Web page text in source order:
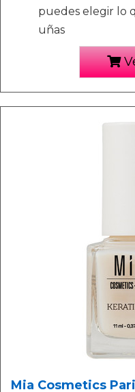
puedes elegir lo
uñas
Mia Cosmetics